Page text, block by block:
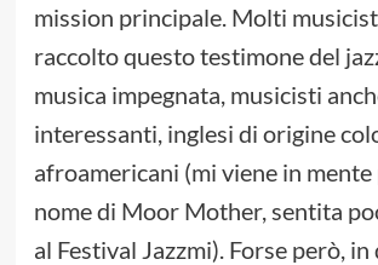
mission principale. Molti
raccolto questo testimone del
musica impegnata, musicisti
interessanti, inglesi di origine
afroamericani (mi viene in mente
nome di Moor Mother, sentita
al Festival Jazzmi). Forse però, in